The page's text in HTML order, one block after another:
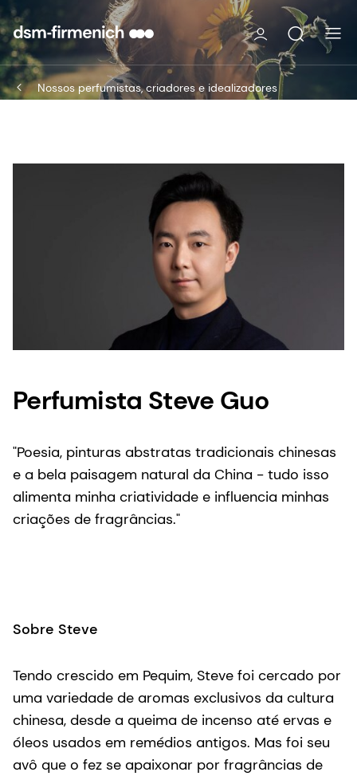
Nossos perfumistas, criadores e idealizadores
Perfumista Steve Guo
"Poesia, pinturas abstratas tradicionais chinesas
e a bela paisagem natural da China - tudo isso
alimenta minha criatividade e influencia minhas
criações de fragrâncias."
Sobre Steve
Tendo crescido em Pequim, Steve foi cercado por
uma variedade de aromas exclusivos da cultura
chinesa, desde a queima de incenso até ervas e
óleos usados em remédios antigos. Mas foi seu
avô que o fez se apaixonar por fragrâncias de